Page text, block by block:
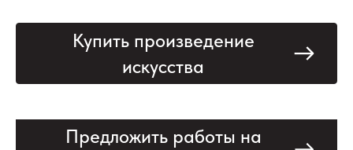
Купить произведение
искусства
Предложить работы на